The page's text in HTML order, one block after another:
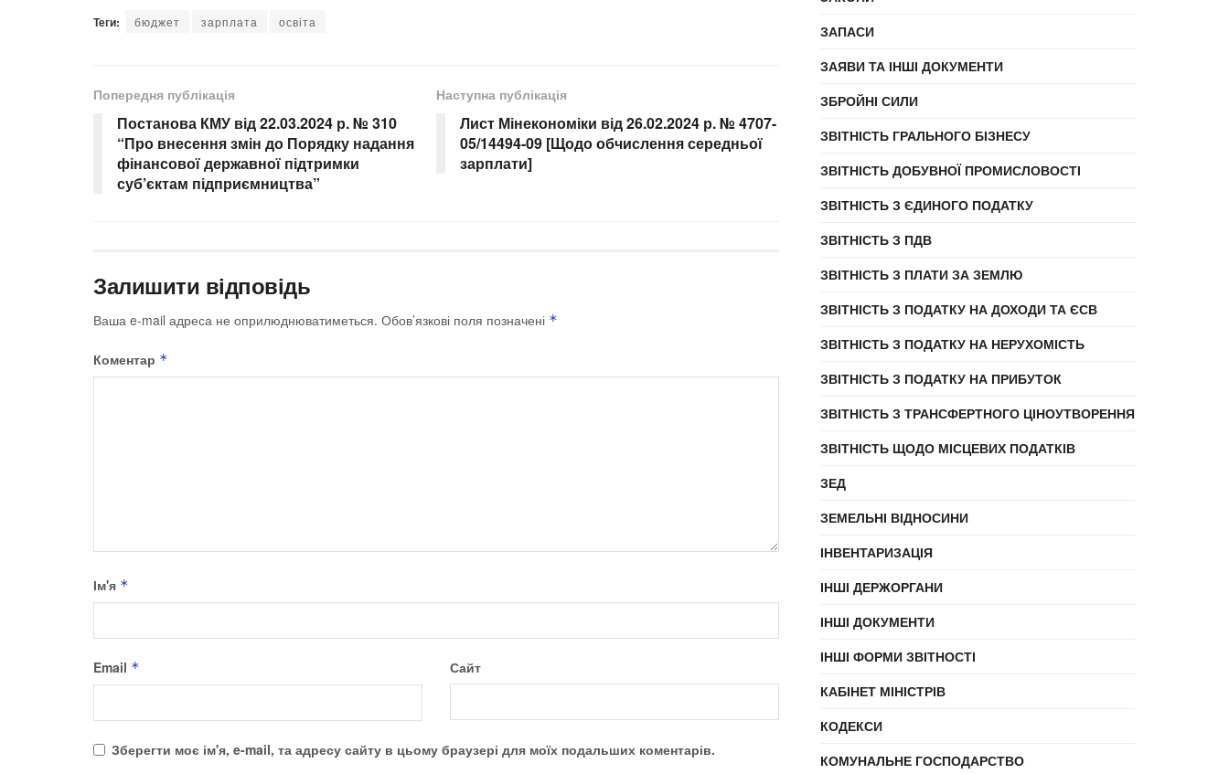
Теги: бюджет зарплата освіта
Попередня публікація
Постанова КМУ від 22.03.2024 р. № 310
“Про внесення змін до Порядку надання
фінансової державної підтримки
суб’єктам підприємництва”
Наступна публікація
Лист Мінекономіки від 26.02.2024 р. № 4707-
05/14494-09 [Щодо обчислення середньої
зарплати]
Залишити відповідь
Ваша e-mail адреса не оприлюднюватиметься. Обов’язкові поля позначені *
Коментар *
Ім'я *
Email * Сайт
Зберегти моє ім'я, e-mail, та адресу сайту в цьому браузері для моїх подальших коментарів.
ЗАПАСИ
ЗАЯВИ ТА ІНШІ ДОКУМЕНТИ
ЗБРОЙНІ СИЛИ
ЗВІТНІСТЬ ГРАЛЬНОГО БІЗНЕСУ
ЗВІТНІСТЬ ДОБУВНОЇ ПРОМИСЛОВОСТІ
ЗВІТНІСТЬ З ЄДИНОГО ПОДАТКУ
ЗВІТНІСТЬ З ПДВ
ЗВІТНІСТЬ З ПЛАТИ ЗА ЗЕМЛЮ
ЗВІТНІСТЬ З ПОДАТКУ НА ДОХОДИ ТА ЄСВ
ЗВІТНІСТЬ З ПОДАТКУ НА НЕРУХОМІСТЬ
ЗВІТНІСТЬ З ПОДАТКУ НА ПРИБУТОК
ЗВІТНІСТЬ З ТРАНСФЕРТНОГО ЦІНОУТВОРЕННЯ
ЗВІТНІСТЬ ЩОДО МІСЦЕВИХ ПОДАТКІВ
ЗЕД
ЗЕМЕЛЬНІ ВІДНОСИНИ
ІНВЕНТАРИЗАЦІЯ
ІНШІ ДЕРЖОРГАНИ
ІНШІ ДОКУМЕНТИ
ІНШІ ФОРМИ ЗВІТНОСТІ
КАБІНЕТ МІНІСТРІВ
КОДЕКСИ
КОМУНАЛЬНЕ ГОСПОДАРСТВО